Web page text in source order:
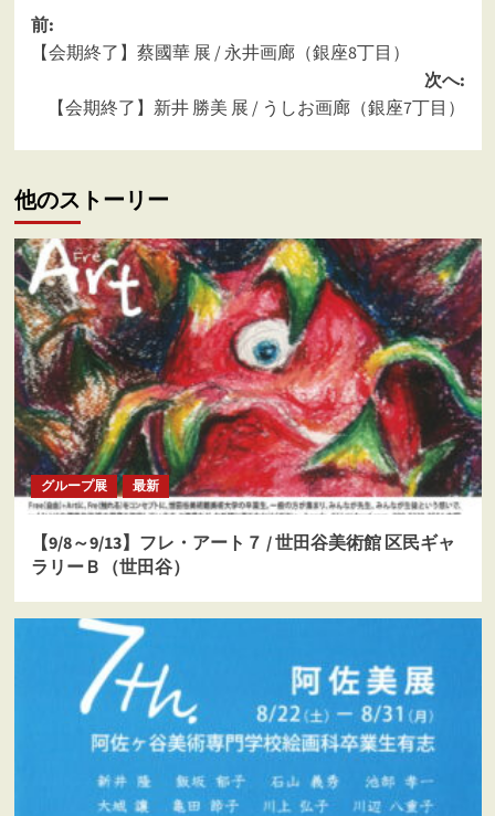
投
稿
ナ
ビ
ー
シ
ョ
ン
前:
【会期終了】蔡國華 展 / 永井画廊（銀座8丁目）
次へ:
【会期終了】新井 勝美 展 / うしお画廊（銀座7丁目）
他のストーリー
グループ展 最新
【9/8～9/13】フレ・アート７ / 世田谷美術館 区民ギャ
ラリーＢ（世田谷）